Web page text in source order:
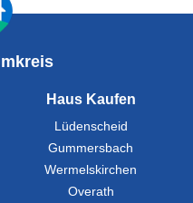
Haus Kaufen
Lüdenscheid
Gummersbach
Wermelskirchen
Overath